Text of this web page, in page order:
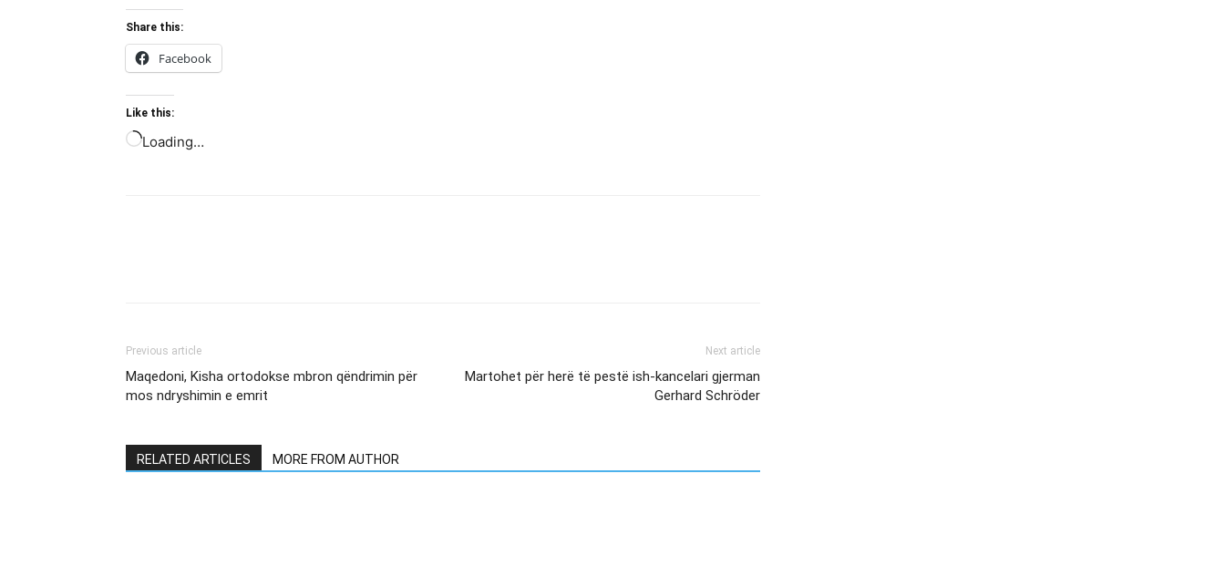
Share this:
Facebook
Like this:
Loading…
Previous article
Maqedoni, Kisha ortodokse mbron qëndrimin për
mos ndryshimin e emrit
Next article
Martohet për herë të pestë ish-kancelari gjerman
Gerhard Schröder
RELATED ARTICLES MORE FROM AUTHOR